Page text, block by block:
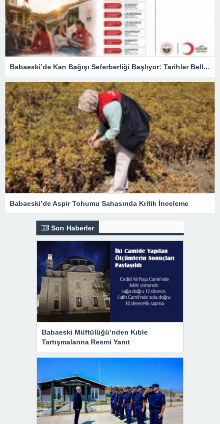
Babaeski’de Kan Bağışı Seferberliği Başlıyor: Tarihler Belli Oldu
Babaeski’de Aspir Tohumu Sahasında Kritik İnceleme
Son Haberler
Babaeski Müftülüğü’nden Kıble
Tartışmalarına Resmi Yanıt